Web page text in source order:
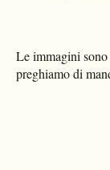
Le immagini
preghiamo di